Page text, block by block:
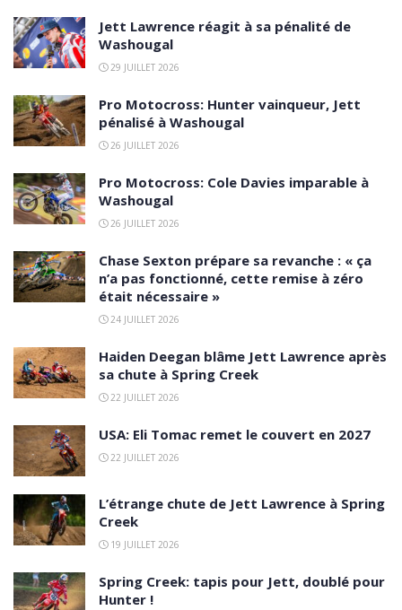
Jett Lawrence réagit à sa pénalité de
Washougal
29 JUILLET 2026
Pro Motocross: Hunter vainqueur, Jett
pénalisé à Washougal
26 JUILLET 2026
Pro Motocross: Cole Davies imparable à
Washougal
26 JUILLET 2026
Chase Sexton prépare sa revanche : « ça
n’a pas fonctionné, cette remise à zéro
était nécessaire »
24 JUILLET 2026
Haiden Deegan blâme Jett Lawrence après
sa chute à Spring Creek
22 JUILLET 2026
USA: Eli Tomac remet le couvert en 2027
22 JUILLET 2026
L’étrange chute de Jett Lawrence à Spring
Creek
19 JUILLET 2026
Spring Creek: tapis pour Jett, doublé pour
Hunter !